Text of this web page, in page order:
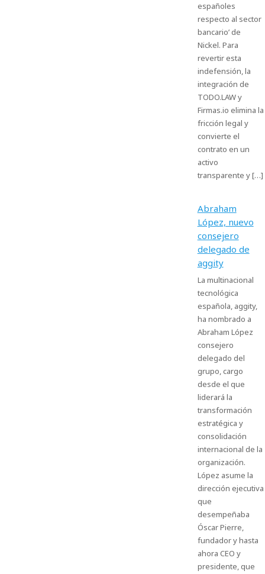
españoles
respecto al sector
bancario’ de
Nickel. Para
revertir esta
indefensión, la
integración de
TODO.LAW y
Firmas.io elimina la
fricción legal y
convierte el
contrato en un
activo
transparente y […]
Abraham
López, nuevo
consejero
delegado de
aggity
La multinacional
tecnológica
española, aggity,
ha nombrado a
Abraham López
consejero
delegado del
grupo, cargo
desde el que
liderará la
transformación
estratégica y
consolidación
internacional de la
organización.
López asume la
dirección ejecutiva
que
desempeñaba
Óscar Pierre,
fundador y hasta
ahora CEO y
presidente, que